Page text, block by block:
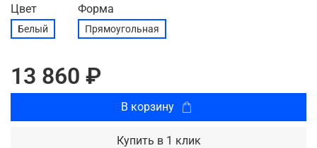
Цвет
Белый
Форма
Прямоугольная
13 860 ₽
В корзину
Купить в 1 клик